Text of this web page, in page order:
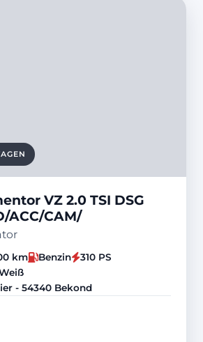
VZ 2.0 TSI DSG
ACC/CAM/
km Benzin
310 PS
- 54340 Bekond